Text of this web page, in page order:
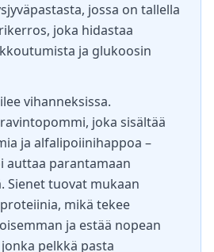
jossa on tallella
joka hidastaa
ja glukoosin
vihanneksissa.
joka sisältää
ja alfalipoiinihappoa –
auttaa parantamaan
Sienet tuovat mukaan
mikä tekee
ja estää nopean
pelkkä pasta